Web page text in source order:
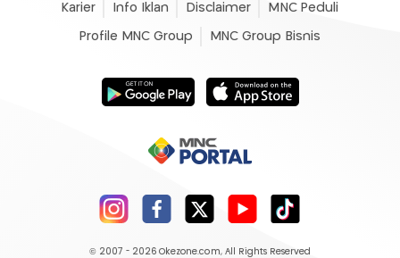
Karier Info Iklan Disclaimer MNC Peduli
Profile MNC Group MNC Group Bisnis
© 2007 - 2026 Okezone.com, All Rights Reserved